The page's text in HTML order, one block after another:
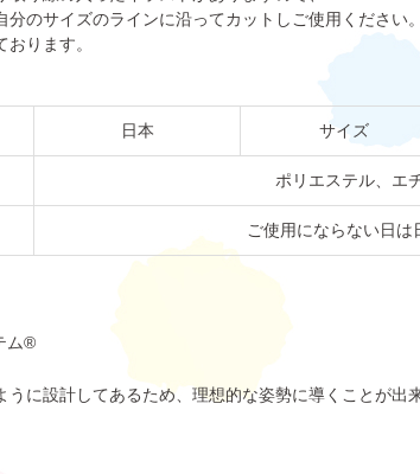
分のサイズのラインに沿ってカットしご使用ください。
ります。
日本 サイズ
ポリエステル、エ
ご使用にならない日は
ム®
に設計してあるため、理想的な姿勢に導くことが出来